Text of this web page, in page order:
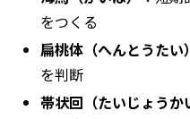
をつくる
扁桃体（へんとうたい）
を判断
帯状回（たいじょうか